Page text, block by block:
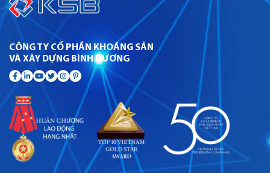
CÔNG TY CỔ PHẦN KHOÁNG SẢN
VÀ XÂY DỰNG BÌNH DƯƠNG